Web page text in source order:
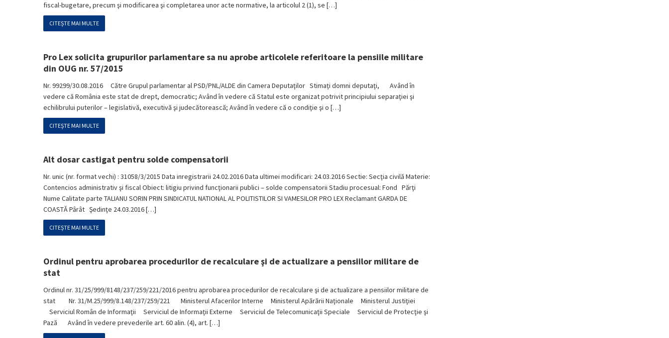
fiscal-bugetare, precum şi modificarea şi completarea unor acte normative, la articolul 2 (1), se […]
CITEȘTE MAI MULTE
Pro Lex solicita grupurilor parlamentare sa nu aprobe articolele referitoare la pensiile militare
din OUG nr. 57/2015
Nr. 99299/30.08.2016 Către Grupul parlamentar al PSD/PNL/ALDE din Camera Deputaţilor Stimaţi domni deputaţi, Având în
vedere că România este stat de drept, democratic; Având în vedere că Statul este organizat potrivit principiului separaţiei şi
echilibrului puterilor – legislativă, executivă şi judecătorească; Având în vedere că o condiţie şi o […]
CITEȘTE MAI MULTE
Alt dosar castigat pentru solde compensatorii
Nr. unic (nr. format vechi) : 31058/3/2015 Data inregistrarii 24.02.2016 Data ultimei modificari: 24.03.2016 Sectie: Secţia civilă Materie:
Contencios administrativ şi fiscal Obiect: litigiu privind funcţionarii publici – solde compensatorii Stadiu procesual: Fond Părţi
Nume Calitate parte TALIANU SORIN PRIN SINDICATUL NATIONAL AL POLITISTILOR SI VAMESILOR PRO LEX Reclamant GARDA DE
COASTĂ Pârât Şedinţe 24.03.2016 […]
CITEȘTE MAI MULTE
Ordinul pentru aprobarea procedurilor de recalculare şi de actualizare a pensiilor militare de
stat
Ordinul nr. 31/25/999/8148/237/259/221/2016 pentru aprobarea procedurilor de recalculare şi de actualizare a pensiilor militare de
stat Nr. 31/M.25/999/8.148/237/259/221 Ministerul Afacerilor Interne Ministerul Apărării Naţionale Ministerul Justiţiei
Serviciul Român de Informaţii Serviciul de Informaţii Externe Serviciul de Telecomunicaţii Speciale Serviciul de Protecţie şi
Pază Având în vedere prevederile art. 60 alin. (4), art. […]